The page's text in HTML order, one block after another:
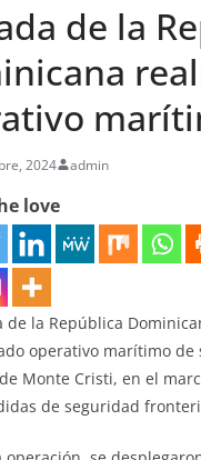
de la
2024 admin
love
de la República
operativo marítimo de
Monte Cristi, en el
de seguridad